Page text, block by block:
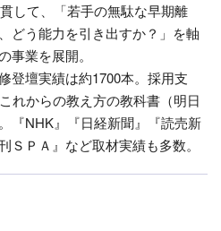
して、「若手の無駄な早期離
どう能力を引き出すか？」を軸
事業を展開。
登壇実績は約1700本。採用支
れからの教え方の教科書（明日
『NHK』『日経新聞』『読売新
ＰＡ』など取材実績も多数。